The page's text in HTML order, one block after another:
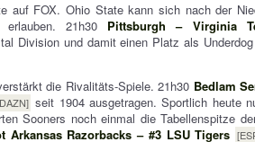
auf FOX. Ohio State kann sich nach der
erlauben. 21h30 Pittsburgh – Virginia
Division und damit einen Platz als
die Rivalitäts-Spiele. 21h30 Bedlam
seit 1904 ausgetragen. Sportlich heute
Sooners noch einmal die Tabellenspitze
Arkansas Razorbacks – #3 LSU Tigers